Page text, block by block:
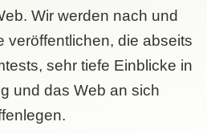
Wir werden nach und
veröffentlichen, die abseits
sehr tiefe Einblicke in
und das Web an sich